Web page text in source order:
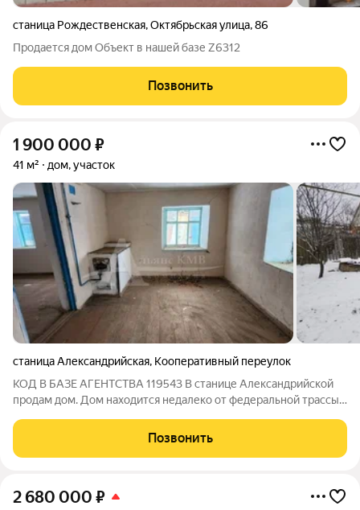
станица Рождественская,Октябрьская улица,86
Продается дом Объект в нашей базе Z6312
Позвонить
1 900 000 ₽
41 м² дом, участок
станица Александрийская, Кооперативный переулок
КОД В БАЗЕ АГЕНТСТВА 119543 В станице Александрийской
продам дом. Дом находится недалеко от федеральной трассы.
что дает возможность для дальнейшего строительства и
развития. В пешей
Позвонить
2 680 000 ₽